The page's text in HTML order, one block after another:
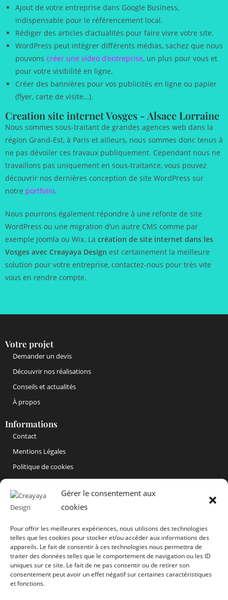
Gérer le consentement aux
cookies
Pour offrir les meilleures expériences, nous utilisons des technologies
telles que les cookies pour stocker et/ou accéder aux informations des
appareils. Le fait de consentir à ces technologies nous permettra de
traiter des données telles que le comportement de navigation ou les ID
uniques sur ce site. Le fait de ne pas consentir ou de retirer son
consentement peut avoir un effet négatif sur certaines caractéristiques
et fonctions.
Ajout de votre entreprise dans Google Business,
indispensable pour le référencement local.
Rédiger des articles d’actualités pour faire vivre votre site.
WordPress peut intégrer différents médias, sachez que nous
pouvons créer une video d’entreprise, un plus pour vous et
pour votre visibilité en ligne.
Créer des bannières pour vos publicités en ligne ou papier
(flyer, carte de visite…).
Creation site internet Vosges - Alsace Lorraine
Nous sommes sous-traitant de grandes agences web dans la
région Grand-Est, à Paris et ailleurs, nous sommes donc tenus à
ne pas dévoiler ces travaux publiquement. Cependant nous ne
travaillons pas uniquement en sous-traitance, vous pouvez
découvrir nos dernières conception de site WordPress sur
notre portfolio.
Nous pourrons également répondre à une refonte de site
WordPress ou une migration d’un autre CMS comme par
exemple Joomla ou Wix. La création de site internet dans les
Vosges avec Creayaya Design est certainement la meilleure
solution pour votre entreprise, contactez-nous pour très vite
vous en rendre compte.
Votre projet
Demander un devis
Découvrir nos réalisations
Conseils et actualités
À propos
Informations
Contact
Mentions Légales
Politique de cookies